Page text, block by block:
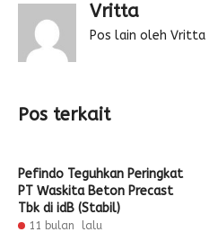
Vritta
Pos lain oleh Vritta
Pos terkait
Pefindo Teguhkan Peringkat
PT Waskita Beton Precast
Tbk di idB (Stabil)
11 bulan lalu